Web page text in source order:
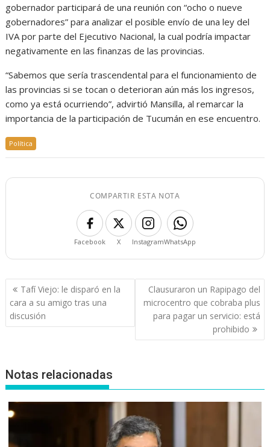
gobernador participará de una reunión con “ocho o nueve
gobernadores” para analizar el posible envío de una ley del
IVA por parte del Ejecutivo Nacional, la cual podría impactar
negativamente en las finanzas de las provincias.
“Sabemos que sería trascendental para el funcionamiento de
las provincias si se tocan o deterioran aún más los ingresos,
como ya está ocurriendo”, advirtió Mansilla, al remarcar la
importancia de la participación de Tucumán en ese encuentro.
Política
COMPARTIR ESTA NOTA
Facebook X InstagramWhatsApp
Navegación
de
entradas
Tafí Viejo: le disparó en la
cara a su amigo tras una
discusión
Clausuraron un Rapipago del
microcentro que cobraba plus
para pagar un servicio: está
prohibido
Notas relacionadas